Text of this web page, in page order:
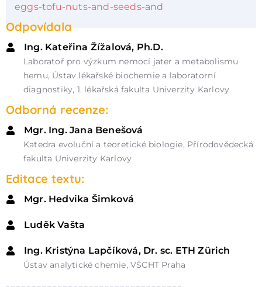
eggs-tofu-nuts-and-seeds-and
Odpovídala
Ing. Kateřina Žížalová, Ph.D.
Laboratoř pro výzkum nemocí jater a metabolismu
hemu, Ústav lékařské biochemie a laboratorní
diagnostiky, 1. lékařská fakulta Univerzity Karlovy
Odborná recenze:
Mgr. Ing. Jana Benešová
Katedra evoluční a teoretické biologie, Přírodovědecká
fakulta Univerzity Karlovy
Editace textu:
Mgr. Hedvika Šimková
Luděk Vašta
Ing. Kristýna Lapčíková, Dr. sc. ETH Zürich
Ústav analytické chemie, VŠCHT Praha